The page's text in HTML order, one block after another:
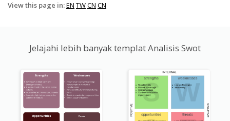
View this page in:EN TWCN CN
Jelajahi lebih banyak templat Analisis Swot